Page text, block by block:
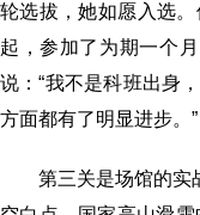
轮选拔，她如愿入选
起，参加了为期一个
说：“我不是科班出身
方面都有了明显进步。”
第三关是场馆的实